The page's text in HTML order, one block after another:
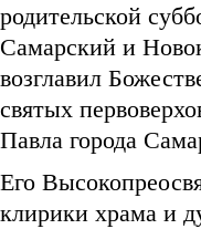
родительской
Самарский и
возглавил
святых
Павла города
Его
клирики храма и